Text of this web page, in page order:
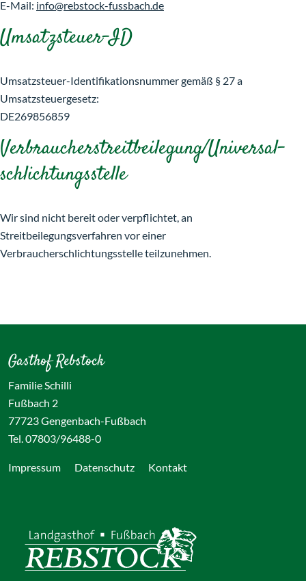
E-Mail: info@rebstock-fussbach.de
Umsatzsteuer-ID
Umsatzsteuer-Identifikationsnummer gemäß § 27 a
Umsatzsteuergesetz:
DE269856859
Verbraucher­streit­beilegung/Universal­
schlichtungs­stelle
Wir sind nicht bereit oder verpflichtet, an
Streitbeilegungsverfahren vor einer
Verbraucherschlichtungsstelle teilzunehmen.
Gasthof Rebstock
Familie Schilli
Fußbach 2
77723 Gengenbach-Fußbach
Tel. 07803/96488-0
Impressum Datenschutz Kontakt